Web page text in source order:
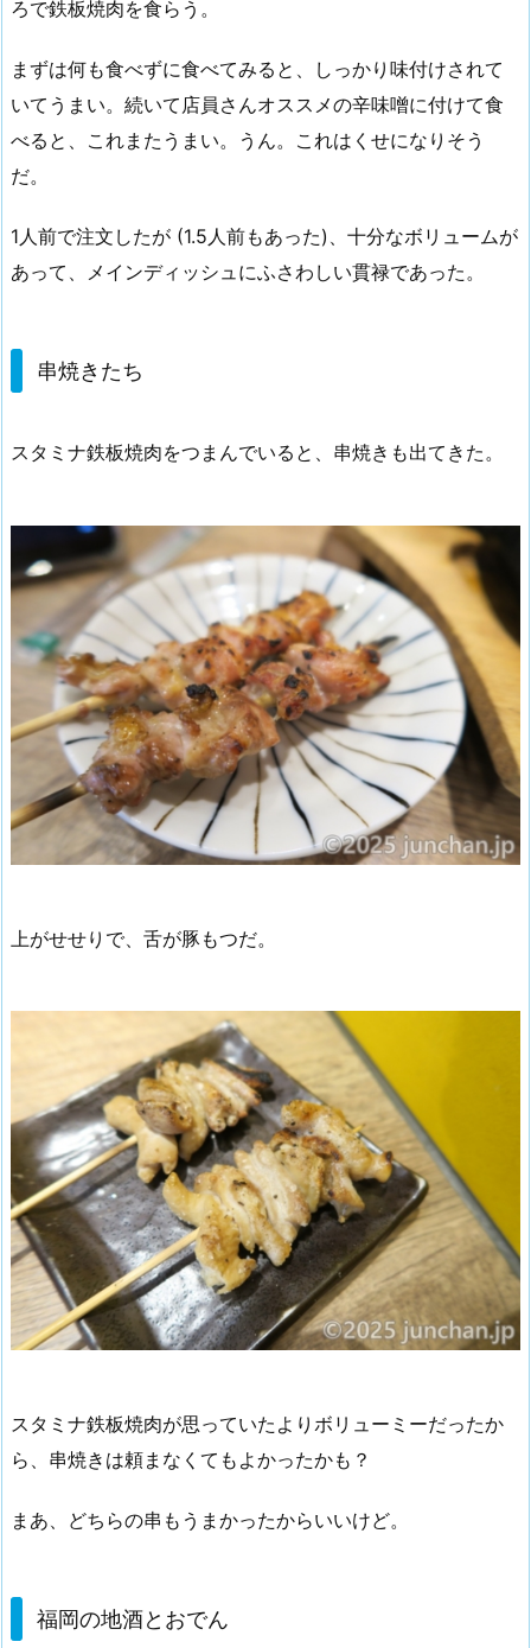
ろで鉄板焼肉を食らう。
まずは何も食べずに食べてみると、しっかり味付けされて
いてうまい。続いて店員さんオススメの辛味噌に付けて食
べると、これまたうまい。うん。これはくせになりそう
だ。
1人前で注文したが (1.5人前もあった)、十分なボリュームが
あって、メインディッシュにふさわしい貫禄であった。
串焼きたち
スタミナ鉄板焼肉をつまんでいると、串焼きも出てきた。
上がせせりで、舌が豚もつだ。
スタミナ鉄板焼肉が思っていたよりボリューミーだったか
ら、串焼きは頼まなくてもよかったかも？
まあ、どちらの串もうまかったからいいけど。
福岡の地酒とおでん